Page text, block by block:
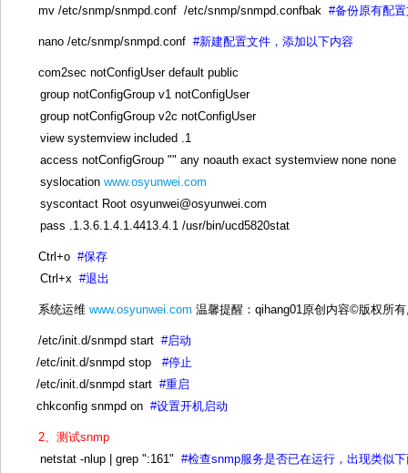
mv /etc/snmp/snmpd.conf /etc/snmp/snmpd.confbak #备份原有配
nano /etc/snmp/snmpd.conf #新建配置文件，添加以下内容
com2sec notConfigUser default public
group notConfigGroup v1 notConfigUser
group notConfigGroup v2c notConfigUser
view systemview included .1
access notConfigGroup "" any noauth exact systemview none none
syslocation www.osyunwei.com
syscontact Root osyunwei@osyunwei.com
pass .1.3.6.1.4.1.4413.4.1 /usr/bin/ucd5820stat
Ctrl+o #保存
Ctrl+x #退出
系统运维 www.osyunwei.com 温馨提醒：qihang01原创内容©版权所
/etc/init.d/snmpd start #启动
/etc/init.d/snmpd stop #停止
/etc/init.d/snmpd start #重启
chkconfig snmpd on #设置开机启动
2、测试snmp
netstat -nlup | grep ":161" #检查snmp服务是否已在运行，出现类似